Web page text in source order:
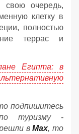
свою очередь,
клетку в
полностью
террас и
Египта: в
подпишитесь
туризму -
вМах, то